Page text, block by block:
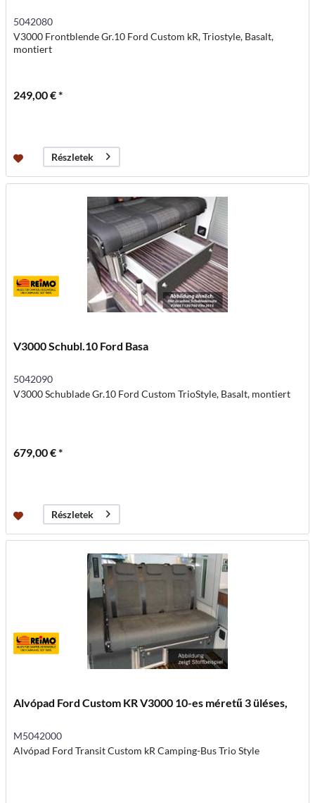
5042080
V3000 Frontblende Gr.10 Ford Custom kR, Triostyle, Basalt,
montiert
249,00 € *
Részletek
V3000 Schubl.10 Ford Basa
5042090
V3000 Schublade Gr.10 Ford Custom TrioStyle, Basalt, montiert
679,00 € *
Részletek
Alvópad Ford Custom KR V3000 10-es méretű 3 üléses,
M5042000
Alvópad Ford Transit Custom kR Camping-Bus Trio Style